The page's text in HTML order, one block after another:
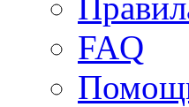
FAQ